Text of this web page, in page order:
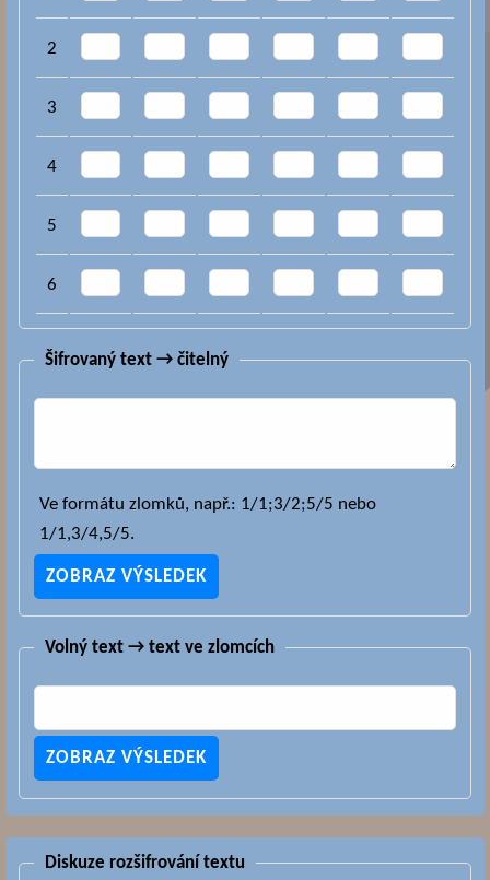
2
3
4
5
6
Šifrovaný text → čitelný
Ve formátu zlomků, např.: 1/1;3/2;5/5 nebo
1/1,3/4,5/5.
Volný text → text ve zlomcích
Diskuze rozšifrování textu